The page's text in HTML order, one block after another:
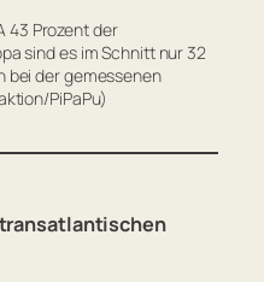
43 Prozent der
sind es im Schnitt nur 32
bei der gemessenen
PiPaPu)